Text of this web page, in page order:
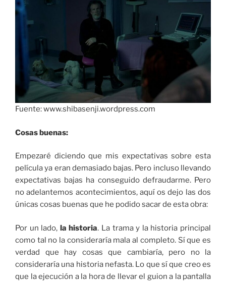
Fuente: www.shibasenji.wordpress.com
Cosas buenas:
Empezaré diciendo que mis expectativas sobre esta
película ya eran demasiado bajas. Pero incluso llevando
expectativas bajas ha conseguido defraudarme. Pero
no adelantemos acontecimientos, aquí os dejo las dos
únicas cosas buenas que he podido sacar de esta obra:
Por un lado, la historia. La trama y la historia principal
como tal no la consideraría mala al completo. Sí que es
verdad que hay cosas que cambiaría, pero no la
consideraría una historia nefasta. Lo que sí que creo es
que la ejecución a la hora de llevar el guion a la pantalla